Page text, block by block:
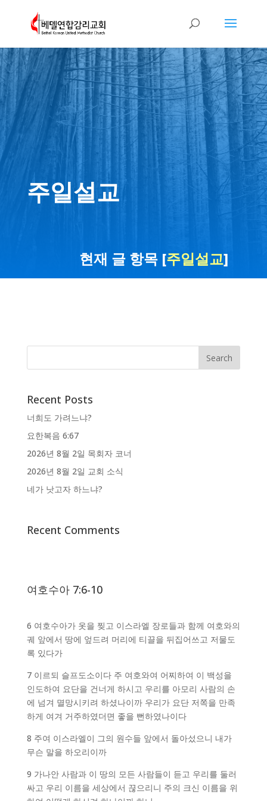
주일설교
현재 글 항목 [주일설교]
Recent Posts
너희도 가려느냐?
요한복음 6:67
2026년 8월 2일 목회자 코너
2026년 8월 2일 교회 소식
네가 낫고자 하느냐?
Recent Comments
여호수아 7:6-10
6 여호수아가 옷을 찢고 이스라엘 장로들과 함께 여호와의
궤 앞에서 땅에 엎드려 머리에 티끌을 뒤집어쓰고 저물도
록 있다가
7 이르되 슬프도소이다 주 여호와여 어찌하여 이 백성을
인도하여 요단을 건너게 하시고 우리를 아모리 사람의 손
에 넘겨 멸망시키려 하셨나이까 우리가 요단 저쪽을 만족
하게 여겨 거주하였더면 좋을 뻔하였나이다
8 주여 이스라엘이 그의 원수들 앞에서 돌아섰으니 내가
무슨 말을 하오리이까
9 가나안 사람과 이 땅의 모든 사람들이 듣고 우리를 둘러
싸고 우리 이름을 세상에서 끊으리니 주의 크신 이름을 위